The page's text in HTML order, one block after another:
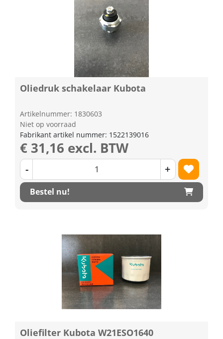
Oliedruk schakelaar Kubota
Artikelnummer: 1830603
Niet op voorraad
Fabrikant artikel nummer: 1522139016
€ 31,16 excl. BTW
- +
Bestel nu!
Oliefilter Kubota W21ESO1640